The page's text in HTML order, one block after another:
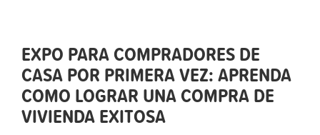
EXPO PARA COMPRADORES DE
CASA POR PRIMERA VEZ: APRENDA
COMO LOGRAR UNA COMPRA DE
VIVIENDA EXITOSA